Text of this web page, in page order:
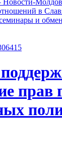
в
и
прав